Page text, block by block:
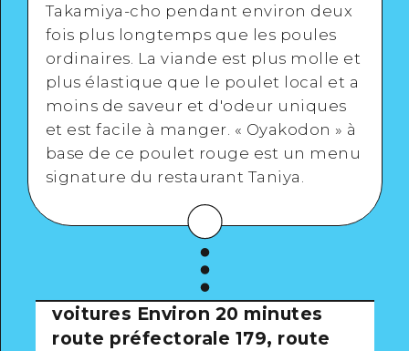
Takamiya-cho pendant environ deux
fois plus longtemps que les poules
ordinaires. La viande est plus molle et
plus élastique que le poulet local et a
moins de saveur et d'odeur uniques
et est facile à manger. « Oyakodon » à
base de ce poulet rouge est un menu
signature du restaurant Taniya.
voitures Environ 20 minutes
route préfectorale 179, route